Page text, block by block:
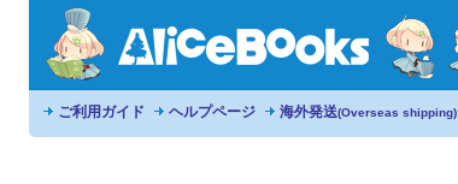
ご利用ガイド ヘルプページ 海外発送(Overseas shipping)